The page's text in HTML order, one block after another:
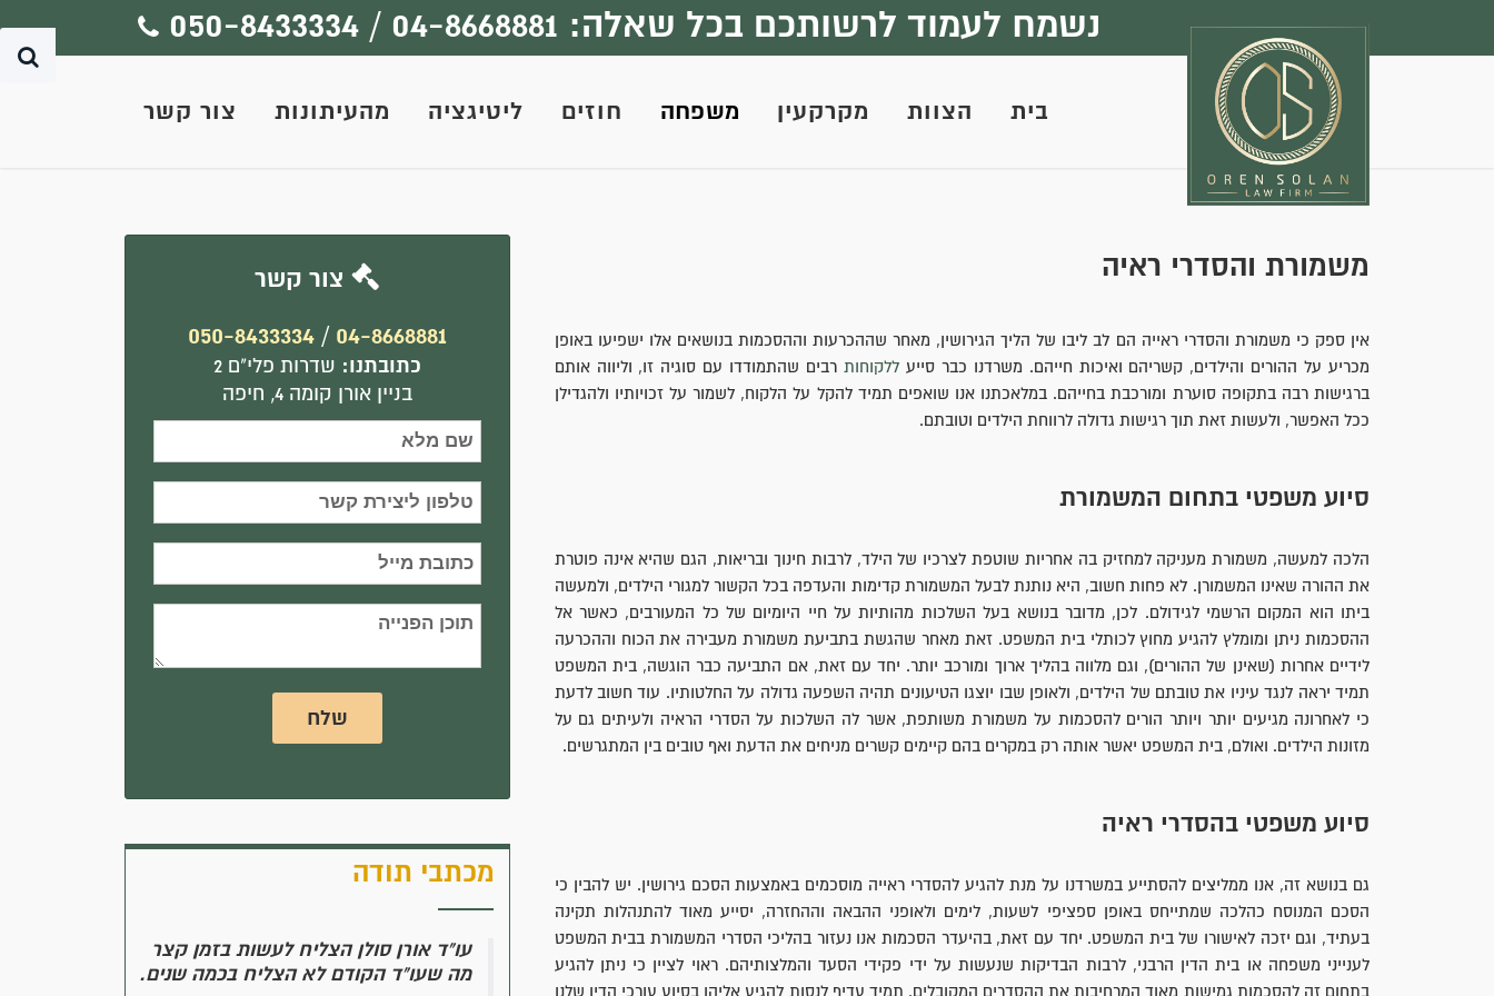
נשמח לעמוד לרשותכם בכל שאלה: 04-8668881
/
050-8433334
בית הצוות מקרקעין משפחה חוזים ליטיגציה מהעיתונות צור קשר
משמורת והסדרי ראיה
אין ספק כי משמורת והסדרי ראייה הם לב ליבו של הליך הגירושין, מאחר שההכרעות וההסכמות בנושאים אלו ישפיעו באופן
מכריע על ההורים והילדים, קשריהם ואיכות חייהם. משרדנו כבר סייע ללקוחות רבים שהתמודדו עם סוגיה זו, וליווה אותם
ברגישות רבה בתקופה סוערת ומורכבת בחייהם. במלאכתנו אנו שואפים תמיד להקל על הלקוח, לשמור על זכויותיו ולהגדילן
ככל האפשר, ולעשות זאת תוך רגישות גדולה לרווחת הילדים וטובתם.
סיוע משפטי בתחום המשמורת
הלכה למעשה, משמורת מעניקה למחזיק בה אחריות שוטפת לצרכיו של הילד, לרבות חינוך ובריאות, הגם שהיא אינה פוטרת
את ההורה שאינו המשמורן. לא פחות חשוב, היא נותנת לבעל המשמורת קדימות והעדפה בכל הקשור למגורי הילדים, ולמעשה
ביתו הוא המקום הרשמי לגידולם. לכן, מדובר בנושא בעל השלכות מהותיות על חיי היומיום של כל המעורבים, כאשר אל
ההסכמות ניתן ומומלץ להגיע מחוץ לכותלי בית המשפט. זאת מאחר שהגשת בתביעת משמורת מעבירה את הכוח וההכרעה
לידיים אחרות (שאינן של ההורים), וגם מלווה בהליך ארוך ומורכב יותר. יחד עם זאת, אם התביעה כבר הוגשה, בית המשפט
תמיד יראה לנגד עיניו את טובתם של הילדים, ולאופן שבו יוצגו הטיעונים תהיה השפעה גדולה על החלטותיו. עוד חשוב לדעת
כי לאחרונה מגיעים יותר ויותר הורים להסכמות על משמורת משותפת, אשר לה השלכות על הסדרי הראיה ולעיתים גם על
מזונות הילדים. ואולם, בית המשפט יאשר אותה רק במקרים בהם קיימים קשרים מניחים את הדעת ואף טובים בין המתגרשים.
סיוע משפטי בהסדרי ראיה
גם בנושא זה, אנו ממליצים להסתייע במשרדנו על מנת להגיע להסדרי ראייה מוסכמים באמצעות הסכם גירושין. יש להבין כי
הסכם המנוסח כהלכה שמתייחס באופן ספציפי לשעות, לימים ולאופני ההבאה וההחזרה, יסייע מאוד להתנהלות תקינה
בעתיד, וגם יזכה לאישורו של בית המשפט. יחד עם זאת, בהיעדר הסכמות אנו נעזור בהליכי הסדרי המשמורת בבית המשפט
לענייני משפחה או בית הדין הרבני, לרבות הבדיקות שנעשות על ידי פקידי הסעד והמלצותיהם. ראוי לציין כי ניתן להגיע
בתחום זה להסכמות גמישות מאוד המרחיבות את ההסדרים המקובלים. תמיד עדיף לנסות להגיע אליהן בסיוע עורכי הדין שלנו
צור קשר
04-8668881
/
050-8433334
כתובתנו: שדרות פלי"ם 2
בניין אורן קומה 4, חיפה
שלח
מכתבי תודה
עו"ד אורן סולן הצליח לעשות בזמן קצר
מה שעו"ד הקודם לא הצליח בכמה שנים.